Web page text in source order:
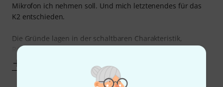
Mikrofon ich nehmen soll. Und mich letztenendes für das
K2 entschieden.
Die Gründe lagen in der schaltbaren Charakteristik,
Röhrentechnik und